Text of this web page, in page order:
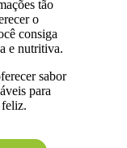
tão
o
consiga
e nutritiva.
sabor
para
feliz.